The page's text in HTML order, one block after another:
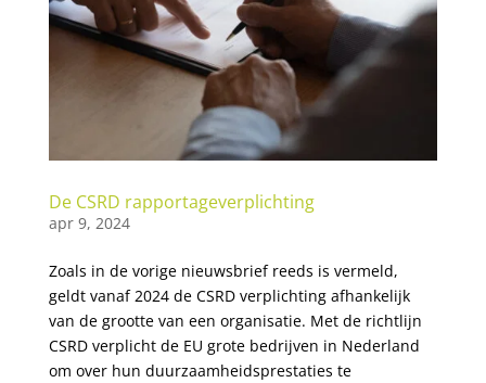
De CSRD rapportageverplichting
apr 9, 2024
Zoals in de vorige nieuwsbrief reeds is vermeld,
geldt vanaf 2024 de CSRD verplichting afhankelijk
van de grootte van een organisatie. Met de richtlijn
CSRD verplicht de EU grote bedrijven in Nederland
om over hun duurzaamheidsprestaties te